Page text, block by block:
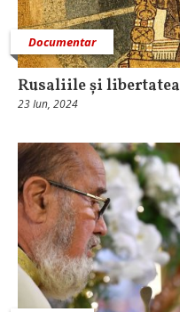
Documentar
Rusaliile și libertatea
23 Iun, 2024